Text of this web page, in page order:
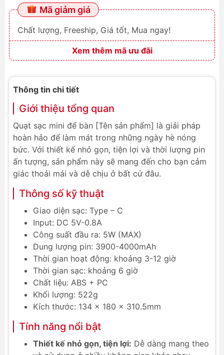
Mã giảm giá
Chất lượng, Freeship, Giá tốt, Mua ngay!
Xem thêm mã ưu đãi
Thông tin chi tiết
Giới thiệu tổng quan
Quạt sạc mini để bàn [Tên sản phẩm] là giải pháp
hoàn hảo để làm mát trong những ngày hè nóng
bức. Với thiết kế nhỏ gọn, tiện lợi và thời lượng pin
ấn tượng, sản phẩm này sẽ mang đến cho bạn cảm
giác thoải mái và dễ chịu ở bất cứ đâu.
Thông số kỹ thuật
Giao diện sạc: Type – C
Input: DC 5V-0.8A
Công suất đầu ra: 5W (MAX)
Dung lượng pin: 3900-4000mAh
Thời gian hoạt động: khoảng 3-12 giờ
Thời gian sạc: khoảng 6 giờ
Chất liệu: ABS + PC
Khối lượng: 522g
Kích thước: 134 x 180 x 310.5mm
Tính năng nổi bật
Thiết kế nhỏ gọn, tiện lợi: Dễ dàng mang theo